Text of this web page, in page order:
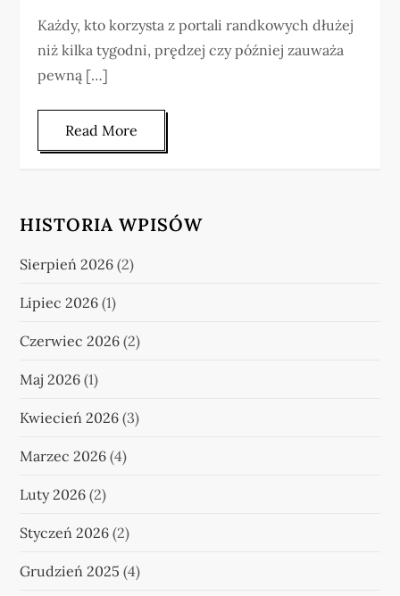
Każdy, kto korzysta z portali randkowych dłużej
niż kilka tygodni, prędzej czy później zauważa
pewną […]
Read More
HISTORIA WPISÓW
Sierpień 2026 (2)
Lipiec 2026 (1)
Czerwiec 2026 (2)
Maj 2026 (1)
Kwiecień 2026 (3)
Marzec 2026 (4)
Luty 2026 (2)
Styczeń 2026 (2)
Grudzień 2025 (4)